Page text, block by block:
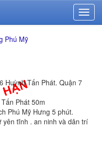
Phú Mỹ
Huỳnh Tấn Phát. Quận 7
Phát 50m
Phú Mỹ Hưng 5 phút.
tĩnh . an ninh và dân trí